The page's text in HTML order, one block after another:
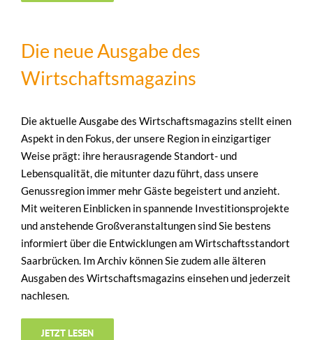
Die neue Ausgabe des
Wirtschaftsmagazins
Die aktuelle Ausgabe des Wirtschaftsmagazins stellt einen
Aspekt in den Fokus, der unsere Region in einzigartiger
Weise prägt: ihre herausragende Standort- und
Lebensqualität, die mitunter dazu führt, dass unsere
Genussregion immer mehr Gäste begeistert und anzieht.
Mit weiteren Einblicken in spannende Investitionsprojekte
und anstehende Großveranstaltungen sind Sie bestens
informiert über die Entwicklungen am Wirtschaftsstandort
Saarbrücken. Im Archiv können Sie zudem alle älteren
Ausgaben des Wirtschaftsmagazins einsehen und jederzeit
nachlesen.
JETZT LESEN